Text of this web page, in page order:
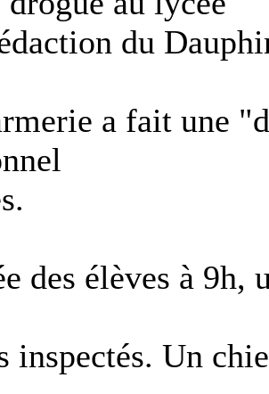
du
a fait une
des élèves à 9h,
inspectés. Un